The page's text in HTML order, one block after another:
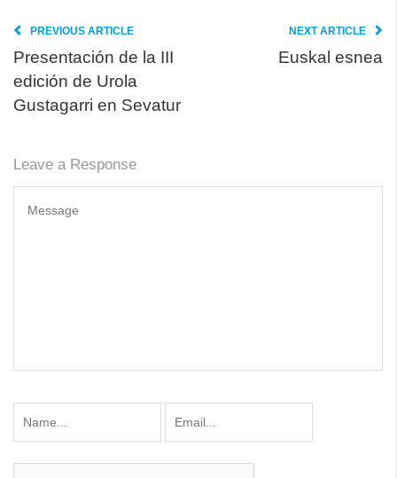
PREVIOUS ARTICLE
Presentación de la III
edición de Urola
Gustagarri en Sevatur
NEXT ARTICLE
Euskal esnea
Leave a Response